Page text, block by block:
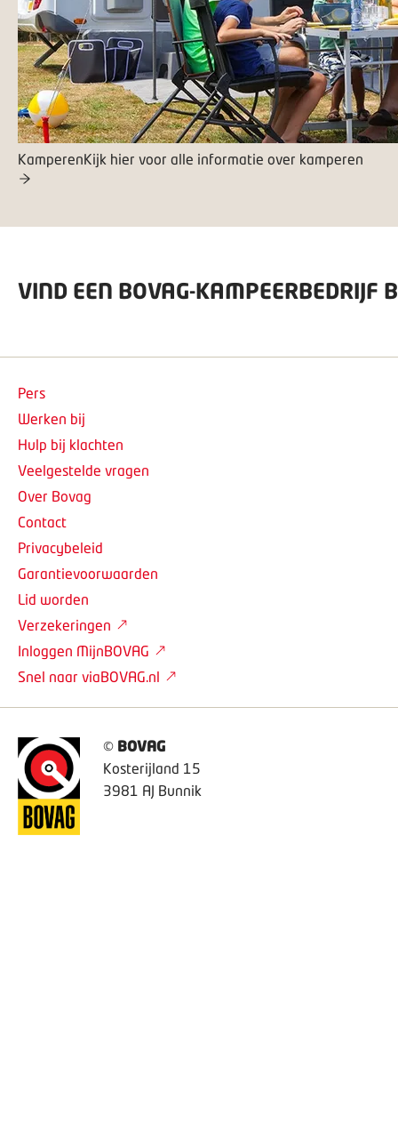
KamperenKijk hier voor alle informatie over kamperen
VIND EEN BOVAG-KAMPEERBEDRIJF
© BOVAG
Kosterijland 15
3981 AJ Bunnik
Pers
Werken bij
Hulp bij klachten
Veelgestelde vragen
Over Bovag
Contact
Privacybeleid
Garantievoorwaarden
Lid worden
Verzekeringen
Inloggen MijnBOVAG
Snel naar viaBOVAG.nl